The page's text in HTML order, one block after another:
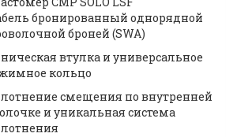
бронированный однорядной
броней (SWA)
втулка и универсальное
кольцо
смещения по внутренней
и уникальная система